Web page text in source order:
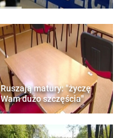
Ruszają matury: "życzę
Wam dużo szczęścia"